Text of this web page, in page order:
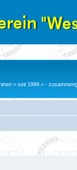
> seit 1999 < -